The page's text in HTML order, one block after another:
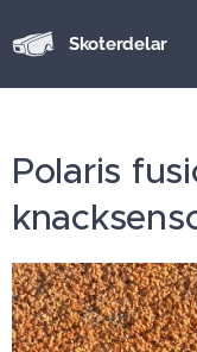
Skoterdelar
Polaris